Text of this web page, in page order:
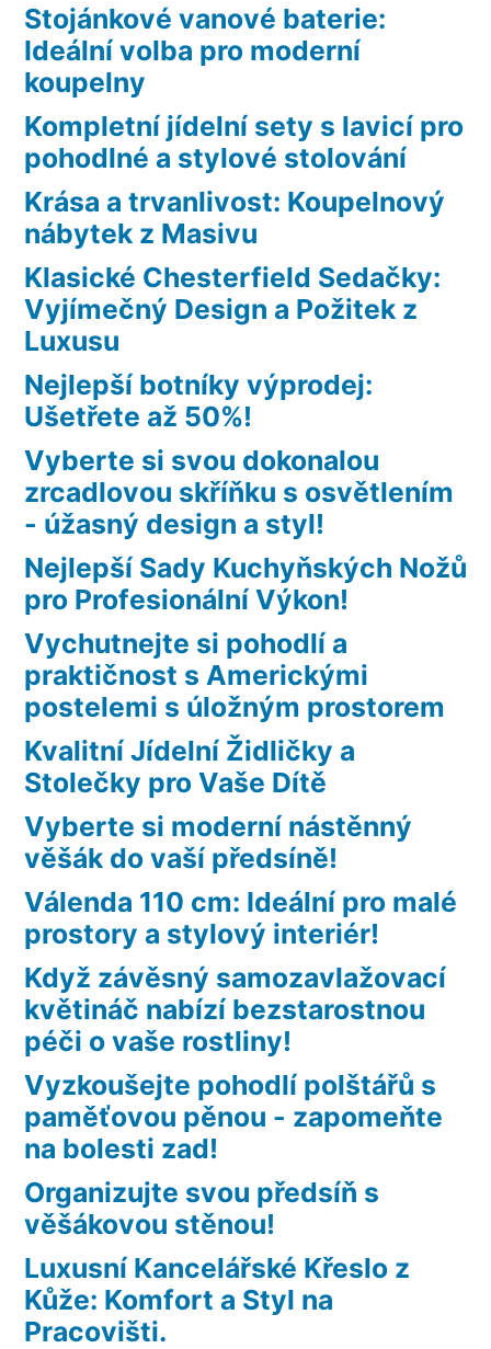
Stojánkové vanové baterie:
Ideální volba pro moderní
koupelny
Kompletní jídelní sety s lavicí pro
pohodlné a stylové stolování
Krása a trvanlivost: Koupelnový
nábytek z Masivu
Klasické Chesterfield Sedačky:
Vyjímečný Design a Požitek z
Luxusu
Nejlepší botníky výprodej:
Ušetřete až 50%!
Vyberte si svou dokonalou
zrcadlovou skříňku s osvětlením
- úžasný design a styl!
Nejlepší Sady Kuchyňských Nožů
pro Profesionální Výkon!
Vychutnejte si pohodlí a
praktičnost s Americkými
postelemi s úložným prostorem
Kvalitní Jídelní Židličky a
Stolečky pro Vaše Dítě
Vyberte si moderní nástěnný
věšák do vaší předsíně!
Válenda 110 cm: Ideální pro malé
prostory a stylový interiér!
Když závěsný samozavlažovací
květináč nabízí bezstarostnou
péči o vaše rostliny!
Vyzkoušejte pohodlí polštářů s
paměťovou pěnou - zapomeňte
na bolesti zad!
Organizujte svou předsíň s
věšákovou stěnou!
Luxusní Kancelářské Křeslo z
Kůže: Komfort a Styl na
Pracovišti.